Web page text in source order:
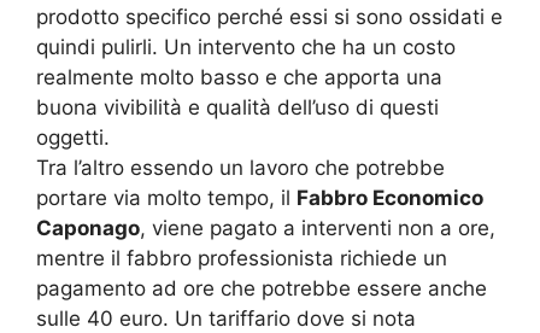
prodotto specifico perché essi si sono ossidati e
quindi pulirli. Un intervento che ha un costo
realmente molto basso e che apporta una
buona vivibilità e qualità dell’uso di questi
oggetti.
Tra l’altro essendo un lavoro che potrebbe
portare via molto tempo, il Fabbro Economico
Caponago, viene pagato a interventi non a ore,
mentre il fabbro professionista richiede un
pagamento ad ore che potrebbe essere anche
sulle 40 euro. Un tariffario dove si nota